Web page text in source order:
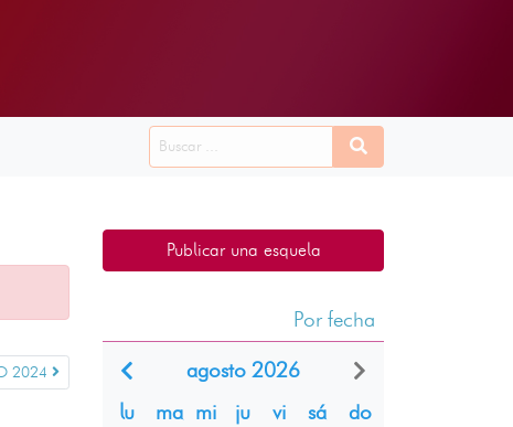
2024
Publicar una esquela
Por fecha
agosto 2026
lu
ma mi ju vi sá
do